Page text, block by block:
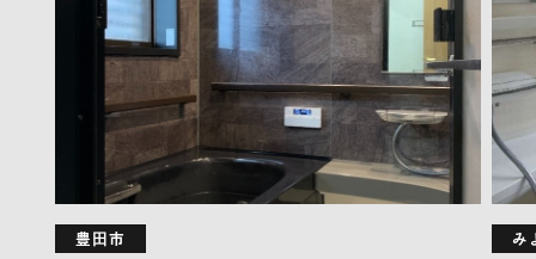
豊⽥市 み